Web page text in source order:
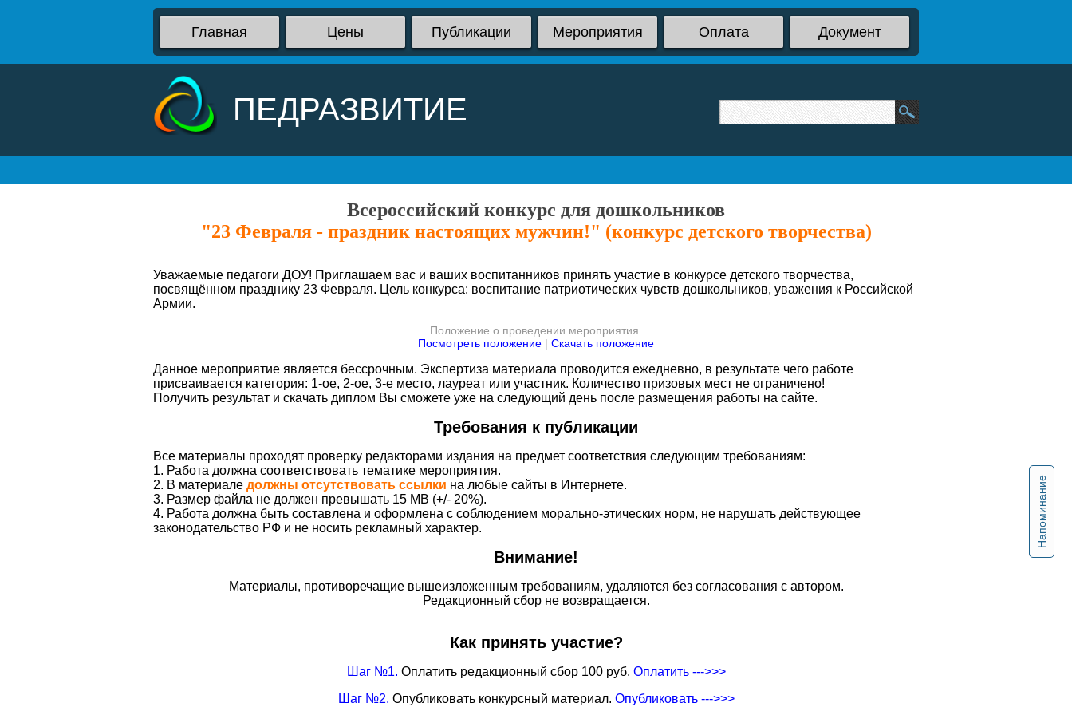
Главная Цены Публикации Мероприятия Оплата Документ
ПЕДРАЗВИТИЕ
Напоминание
Всероссийский конкурс для дошкольников
"23 Февраля - праздник настоящих мужчин!" (конкурс детского творчества)
Уважаемые педагоги ДОУ! Приглашаем вас и ваших воспитанников принять участие в конкурсе детского творчества,
посвящённом празднику 23 Февраля. Цель конкурса: воспитание патриотических чувств дошкольников, уважения к Российской
Армии.
Положение о проведении мероприятия.
Посмотреть положение | Скачать положение
Данное мероприятие является бессрочным. Экспертиза материала проводится ежедневно, в результате чего работе
присваивается категория: 1-ое, 2-ое, 3-е место, лауреат или участник. Количество призовых мест не ограничено!
Получить результат и скачать диплом Вы сможете уже на следующий день после размещения работы на сайте.
Требования к публикации
Все материалы проходят проверку редакторами издания на предмет соответствия следующим требованиям:
1. Работа должна соответствовать тематике мероприятия.
2. В материале должны отсутствовать ссылки на любые сайты в Интернете.
3. Размер файла не должен превышать 15 MB (+/- 20%).
4. Работа должна быть составлена и оформлена с соблюдением морально-этических норм, не нарушать действующее
законодательство РФ и не носить рекламный характер.
Внимание!
Материалы, противоречащие вышеизложенным требованиям, удаляются без согласования с автором.
Редакционный сбор не возвращается.
Как принять участие?
Шаг №1. Оплатить редакционный сбор 100 руб. Оплатить --->>>
Шаг №2. Опубликовать конкурсный материал. Опубликовать --->>>